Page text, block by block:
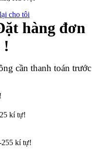
cho tôi
hàng đơn
!
cần thanh toán trước
kí tự!
255 kí tự!